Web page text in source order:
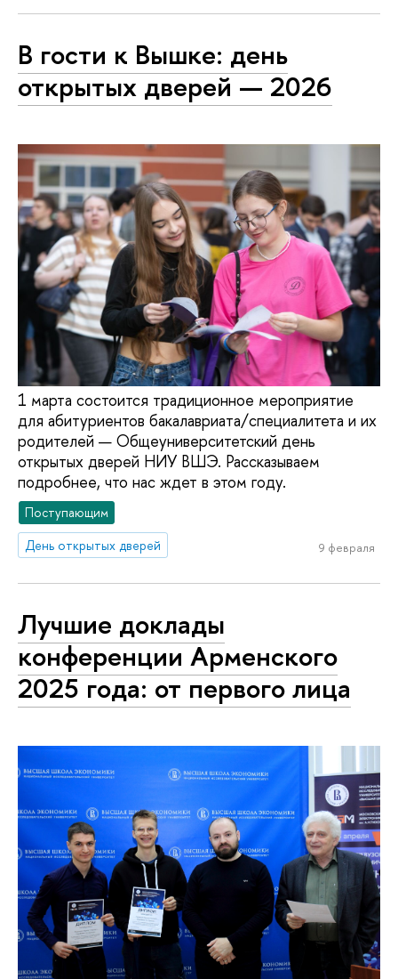
В гости к Вышке: день
открытых дверей — 2026
1 марта состоится традиционное мероприятие
для абитуриентов бакалавриата/специалитета и их
родителей — Общеуниверситетский день
открытых дверей НИУ ВШЭ. Рассказываем
подробнее, что нас ждет в этом году.
Поступающим
День открытых дверей
9 февраля
Лучшие доклады
конференции Арменского
2025 года: от первого лица